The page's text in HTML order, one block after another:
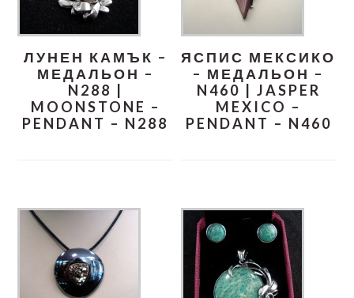
ЛУНЕН КАМЪК –
МЕДАЛЬОН –
N288 |
MOONSTONE –
PENDANT – N288
ЯСПИС МЕКСИКО
– МЕДАЛЬОН –
N460 | JASPER
MEXICO –
PENDANT – N460